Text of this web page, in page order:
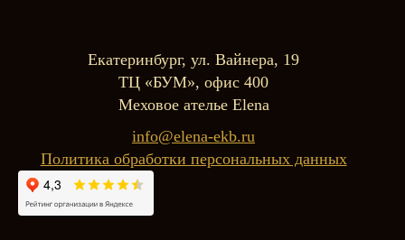
Екатеринбург, ул. Вайнера, 19
ТЦ «БУМ», офис 400
Меховое ателье Elena
info@elena-ekb.ru
Политика обработки персональных данных